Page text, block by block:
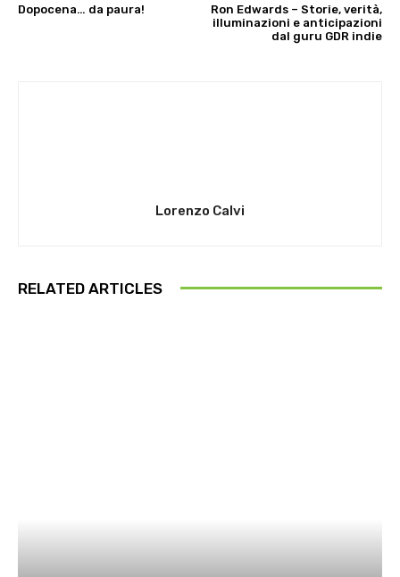
Dopocena… da paura!
Ron Edwards – Storie, verità,
illuminazioni e anticipazioni
dal guru GDR indie
Lorenzo Calvi
RELATED ARTICLES